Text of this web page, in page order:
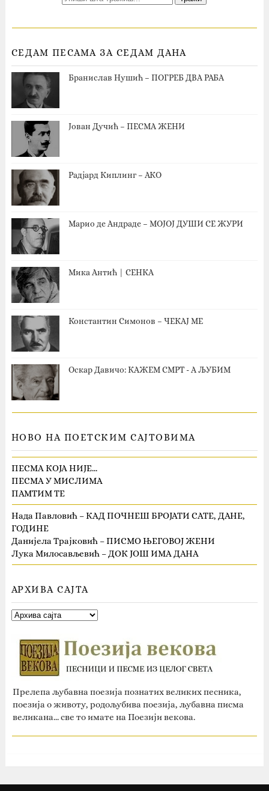
СЕДАМ ПЕСАМА ЗА СЕДАМ ДАНА
Бранислав Нушић – ПОГРЕБ ДВА РАБА
Јован Дучић – ПЕСМА ЖЕНИ
Радјард Киплинг – АКО
Марио де Андраде – МОЈОЈ ДУШИ СЕ ЖУРИ
Мика Антић | СЕНКА
Константин Симонов – ЧЕКАЈ МЕ
Оскар Давичо‎: КАЖЕМ СМРТ - А ЉУБИМ
НОВО НА ПОЕТСКИМ САЈТОВИМА
ПЕСМА КОЈА НИЈЕ…
ПЕСМА У МИСЛИМА
ПАМТИМ ТЕ
Нада Павловић – КАД ПОЧНЕШ БРОЈАТИ САТЕ, ДАНЕ,
ГОДИНЕ
Данијела Трајковић – ПИСМО ЊЕГОВОЈ ЖЕНИ
Лука Милосављевић – ДОК ЈОШ ИМА ДАНА
АРХИВА САЈТА
Прелепа љубавна поезија познатих великих песника,
поезија о животу, родољубива поезија, љубавна писма
великана... све то имате на Поезији векова.